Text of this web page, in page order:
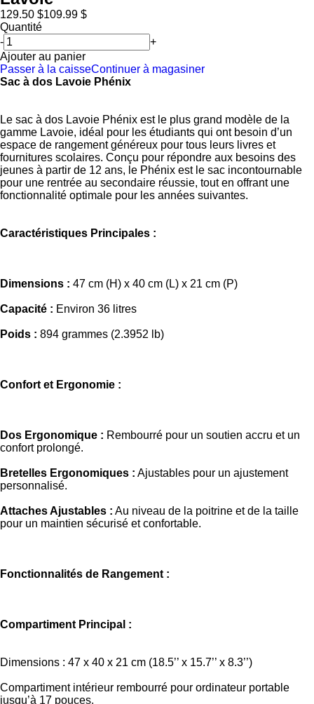
129.50 $109.99 $
Quantité
-
+
Ajouter au panier
Passer à la caisseContinuer à magasiner
Sac à dos Lavoie Phénix
Le sac à dos Lavoie Phénix est le plus grand modèle de la
gamme Lavoie, idéal pour les étudiants qui ont besoin d’un
espace de rangement généreux pour tous leurs livres et
fournitures scolaires. Conçu pour répondre aux besoins des
jeunes à partir de 12 ans, le Phénix est le sac incontournable
pour une rentrée au secondaire réussie, tout en offrant une
fonctionnalité optimale pour les années suivantes.
Caractéristiques Principales :
Dimensions : 47 cm (H) x 40 cm (L) x 21 cm (P)
Capacité : Environ 36 litres
Poids : 894 grammes (2.3952 lb)
Confort et Ergonomie :
Dos Ergonomique : Rembourré pour un soutien accru et un
confort prolongé.
Bretelles Ergonomiques : Ajustables pour un ajustement
personnalisé.
Attaches Ajustables : Au niveau de la poitrine et de la taille
pour un maintien sécurisé et confortable.
Fonctionnalités de Rangement :
Compartiment Principal :
Dimensions : 47 x 40 x 21 cm (18.5’’ x 15.7’’ x 8.3’’)
Compartiment intérieur rembourré pour ordinateur portable
jusqu’à 17 pouces.